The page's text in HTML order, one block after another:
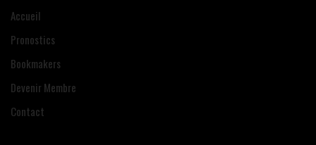
Accueil
Pronostics
Bookmakers
Devenir Membre
Contact